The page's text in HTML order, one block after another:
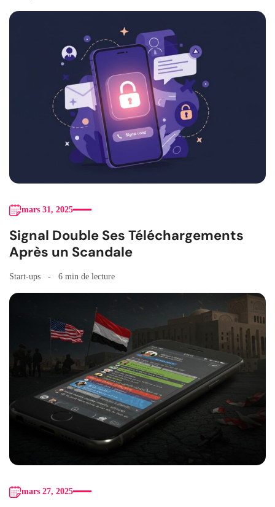
mars 31, 2025
Signal Double Ses Téléchargements
Après un Scandale
Start-ups 6 min de lecture
mars 27, 2025